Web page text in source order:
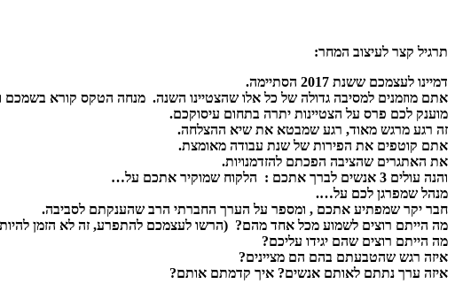
תרגיל קצר לעיצוב המחר:
דמיינו לעצמכם ששנת 2017 הסתיימה.
אתם מוזמנים למסיבה גדולה של כל אלו שהצטיינו השנה. מנחה הטקס קורא בשמכם
מוענק לכם פרס על הצטיינות יתרה בתחום עיסוקכם.
זה רגע מרגש מאוד, רגע שמבטא את שיא ההצלחה.
אתם קוטפים את הפירות של שנת עבודה מאומצת.
את האתגרים שהציבה הפכתם להזדמנויות.
והנה עולים 3 אנשים לברך אתכם : הלקוח שמוקיר אתכם על…
מנהל שמפרגן לכם על….
חבר יקר שמפתיע אתכם , ומספר על הערך החברתי הרב שהענקתם לסביבה.
מה הייתם רוצים לשמוע מכל אחד מהם? (הרשו לעצמכם להתפרע, זה לא הזמן להיות
מה הייתם רוצים שהם יגידו עליכם?
איזה רגש שהטבעתם בהם הם מציינים?
איזה ערך נתתם לאותם אנשים? איך קדמתם אותם?